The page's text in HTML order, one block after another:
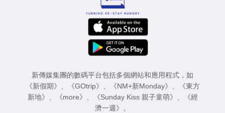
新傳媒集團的數碼平台包括多個網站和應用程式，如
《新假期》 、 《GOtrip》 、 《NM+新Monday》 、
《東方
新地》 、 《more》 、 《Sunday Kiss 親子童萌》 、
《經
濟一週》 。